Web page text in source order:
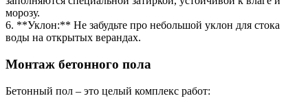
морозу.
6. **Уклон:** Не забудьте про небольшой уклон для стока
воды на открытых верандах.
Монтаж бетонного пола
Бетонный пол – это целый комплекс работ: